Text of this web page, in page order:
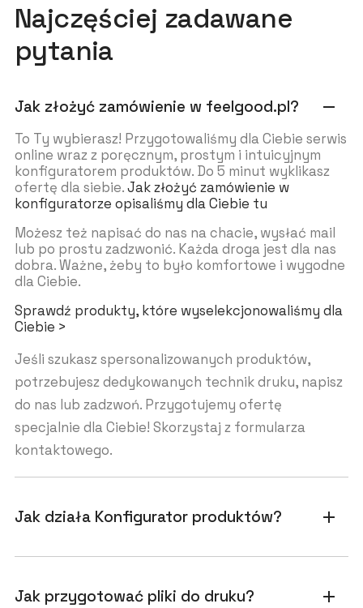
Najczęściej zadawane
pytania
Jak złożyć zamówienie w feelgood.pl? remove
To Ty wybierasz! Przygotowaliśmy dla Ciebie serwis
online wraz z poręcznym, prostym i intuicyjnym
konfiguratorem produktów. Do 5 minut wyklikasz
ofertę dla siebie.Jak złożyć zamówienie w
konfiguratorze opisaliśmy dla Ciebie tu
Możesz też napisać do nas na chacie, wysłać mail
lub po prostu zadzwonić. Każda droga jest dla nas
dobra. Ważne, żeby to było komfortowe i wygodne
dla Ciebie.
Sprawdź produkty, które wyselekcjonowaliśmy dla
Ciebie >
Jeśli szukasz spersonalizowanych produktów,
potrzebujesz dedykowanych technik druku, napisz
do nas lub zadzwoń. Przygotujemy ofertę
specjalnie dla Ciebie! Skorzystaj z formularza
kontaktowego.
Jak działa Konfigurator produktów? add
Jak przygotować pliki do druku? add